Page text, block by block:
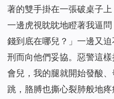
著的雙手掛在一張破桌子
一邊虎視眈眈地瞪著我逼
錢到底在哪兒？」一邊又
刑而向他們妥協。惡警這
會兒，我的腿就開始發酸
跳，胳膊也撕心裂肺般地